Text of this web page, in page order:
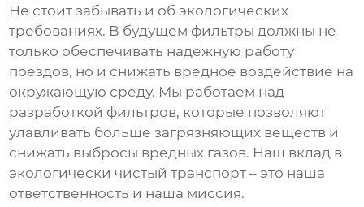
Не стоит забывать и об экологических
требованиях. В будущем фильтры должны не
только обеспечивать надежную работу
поездов, но и снижать вредное воздействие на
окружающую среду. Мы работаем над
разработкой фильтров, которые позволяют
улавливать больше загрязняющих веществ и
снижать выбросы вредных газов. Наш вклад в
экологически чистый транспорт – это наша
ответственность и наша миссия.